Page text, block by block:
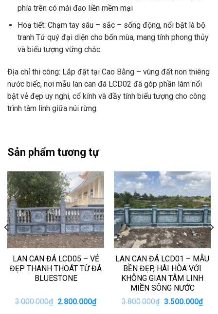
phía trên có mái đao liền mềm mại
Hoạ tiết: Chạm tay sâu – sắc – sống động, nổi bật là bộ
tranh Tứ quý đại diện cho bốn mùa, mang tính phong thủy
và biểu tượng vững chắc
Địa chỉ thi công: Lắp đặt tại Cao Bằng – vùng đất non thiêng
nước biếc, nơi mẫu lan can đá LCD02 đã góp phần làm nổi
bật vẻ đẹp uy nghi, cổ kính và đầy tính biểu tượng cho công
trình tâm linh giữa núi rừng.
Sản phẩm tương tự
LAN CAN ĐÁ LCD05 – VẺ
ĐẸP THANH THOÁT TỪ ĐÁ
BLUESTONE
3.000.000₫ Giá
2.800.000₫Giá
hiện
LAN CAN ĐÁ LCD01 – MẪU
BỀN ĐẸP, HÀI HÒA VỚI
KHÔNG GIAN TÂM LINH
MIỀN SÔNG NƯỚC
3.800.000₫ Giá
3.500.000₫Giá
hiện